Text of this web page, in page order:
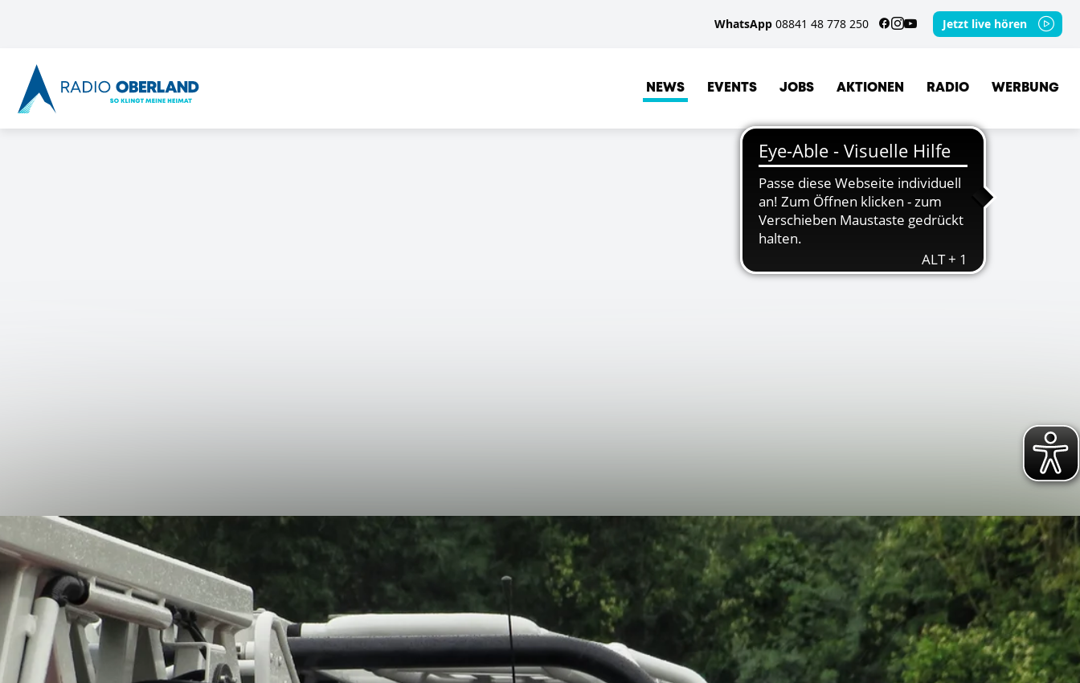
WhatsApp 08841 48 778 250 Jetzt live hören
NEWS EVENTS JOBS AKTIONEN RADIO WERBUNG